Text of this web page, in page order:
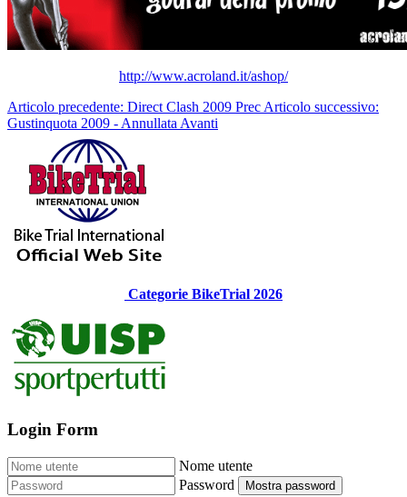
http://www.acroland.it/ashop/
Articolo precedente: Direct Clash 2009 Prec Articolo successivo:
Gustinquota 2009 - Annullata Avanti
Categorie BikeTrial 2026
Login Form
Nome utente
Password
Mostra password